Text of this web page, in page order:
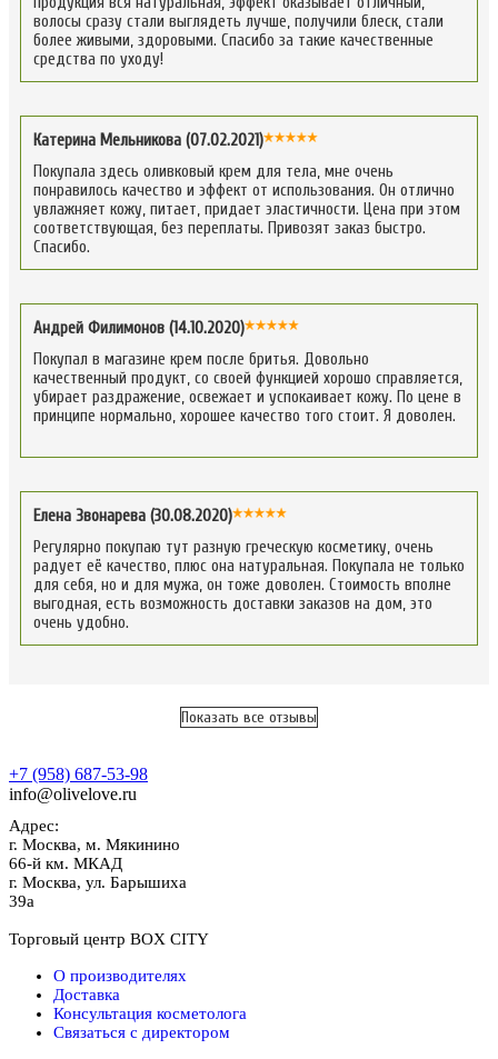
волосы сразу стали выглядеть лучше, получили блеск, стали
более живыми, здоровыми. Спасибо за такие качественные
средства по уходу!
Катерина Мельникова (07.02.2021)
Покупала здесь оливковый крем для тела, мне очень
понравилось качество и эффект от использования. Он отлично
увлажняет кожу, питает, придает эластичности. Цена при этом
соответствующая, без переплаты. Привозят заказ быстро.
Спасибо.
Андрей Филимонов (14.10.2020)
Покупал в магазине крем после бритья. Довольно
качественный продукт, со своей функцией хорошо справляется,
убирает раздражение, освежает и успокаивает кожу. По цене в
принципе нормально, хорошее качество того стоит. Я доволен.
Елена Звонарева (30.08.2020)
Регулярно покупаю тут разную греческую косметику, очень
радует её качество, плюс она натуральная. Покупала не только
для себя, но и для мужа, он тоже доволен. Стоимость вполне
выгодная, есть возможность доставки заказов на дом, это
очень удобно.
Показать все отзывы
+7 (958) 687-53-98
info@olivelove.ru
Адрес:
г. Москва, м. Мякинино
66-й км. МКАД
г. Москва, ул. Барышиха
39а
Торговый центр BOX CITY
О производителях
Доставка
Консультация косметолога
Связаться с директором